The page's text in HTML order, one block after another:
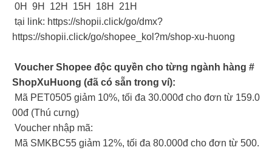
0H 9H 12H 15H 18H 21H
tại link: https://shopii.click/go/dmx?
https://shopii.click/go/shopee_kol?m/shop-xu-huong
Voucher Shopee độc quyền cho từng ngành hàng #
ShopXuHuong (đã có sẵn trong ví):
Mã PET0505 giảm 10%, tối đa 30.000đ cho đơn từ 159.0
00đ (Thú cưng)
Voucher nhập mã:
Mã SMKBC55 giảm 12%, tối đa 80.000đ cho đơn từ 500.